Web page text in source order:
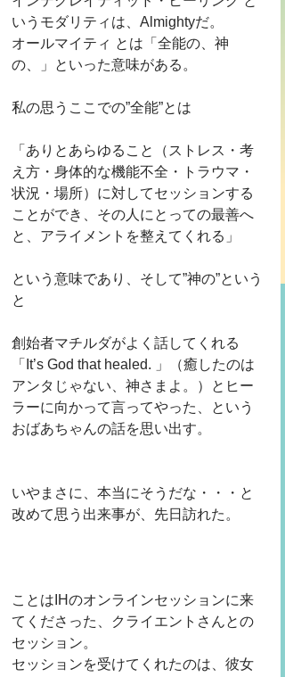
いうモダリティは、Almightyだ。
オールマイティ とは「全能の、神
の、」といった意味がある。
私の思うここでの”全能”とは
「ありとあらゆること（ストレス・考
え方・身体的な機能不全・トラウマ・
状況・場所）に対してセッションする
ことができ、その人にとっての最善へ
と、アライメントを整えてくれる」
という意味であり、そして”神の”という
と
創始者マチルダがよく話してくれる
「It’s God that healed. 」（癒したのは
アンタじゃない、神さまよ。）とヒー
ラーに向かって言ってやった、という
おばあちゃんの話を思い出す。
いやまさに、本当にそうだな・・・と
改めて思う出来事が、先日訪れた。
ことはIHのオンラインセッションに来
てくださった、クライエントさんとの
セッション。
セッションを受けてくれたのは、彼女